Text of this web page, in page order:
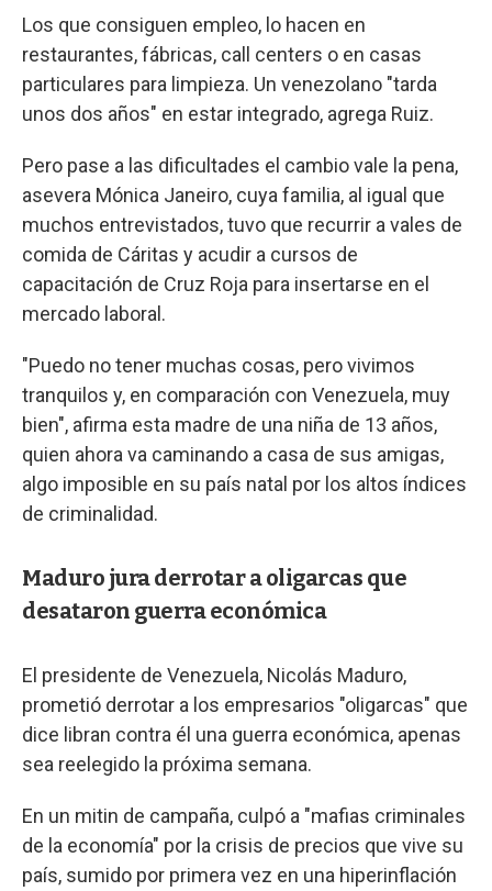
Los que consiguen empleo, lo hacen en
restaurantes, fábricas, call centers o en casas
particulares para limpieza. Un venezolano "tarda
unos dos años" en estar integrado, agrega Ruiz.
Pero pase a las dificultades el cambio vale la pena,
asevera Mónica Janeiro, cuya familia, al igual que
muchos entrevistados, tuvo que recurrir a vales de
comida de Cáritas y acudir a cursos de
capacitación de Cruz Roja para insertarse en el
mercado laboral.
"Puedo no tener muchas cosas, pero vivimos
tranquilos y, en comparación con Venezuela, muy
bien", afirma esta madre de una niña de 13 años,
quien ahora va caminando a casa de sus amigas,
algo imposible en su país natal por los altos índices
de criminalidad.
Maduro jura derrotar a oligarcas que
desataron guerra económica
El presidente de Venezuela, Nicolás Maduro,
prometió derrotar a los empresarios "oligarcas" que
dice libran contra él una guerra económica, apenas
sea reelegido la próxima semana.
En un mitin de campaña, culpó a "mafias criminales
de la economía" por la crisis de precios que vive su
país, sumido por primera vez en una hiperinflación